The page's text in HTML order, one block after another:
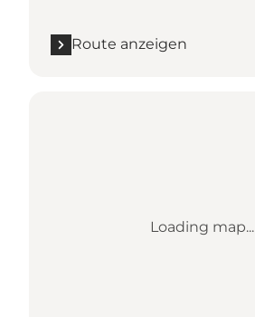
Route anzeigen
Loading map...